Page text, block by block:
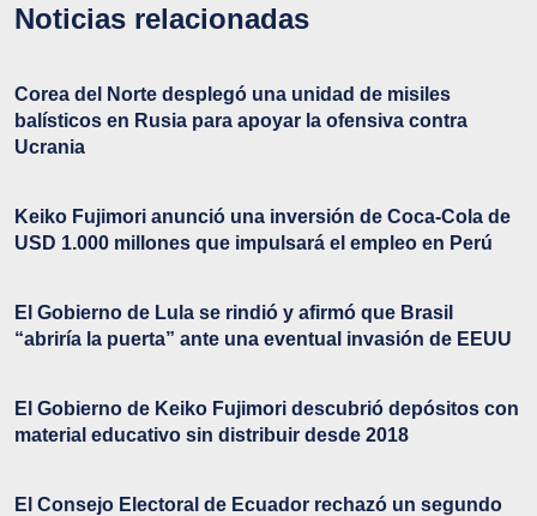
Noticias relacionadas
Corea del Norte desplegó una unidad de misiles
balísticos en Rusia para apoyar la ofensiva contra
Ucrania
Keiko Fujimori anunció una inversión de Coca-Cola de
USD 1.000 millones que impulsará el empleo en Perú
El Gobierno de Lula se rindió y afirmó que Brasil
“abriría la puerta” ante una eventual invasión de EEUU
El Gobierno de Keiko Fujimori descubrió depósitos con
material educativo sin distribuir desde 2018
El Consejo Electoral de Ecuador rechazó un segundo